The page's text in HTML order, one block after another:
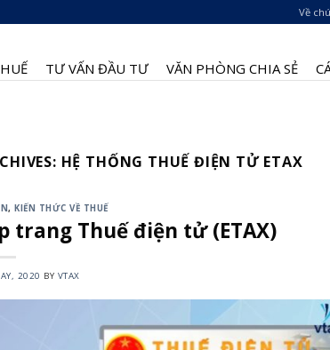
Về
TƯ VẤN ĐẦU TƯ VĂN PHÒNG CHIA SẺ
HỆ THỐNG THUẾ ĐIỆN TỬ ETAX
,KIẾN THỨC VỀ THUẾ
trang Thuế điện tử (ETAX)
2020 BY VTAX